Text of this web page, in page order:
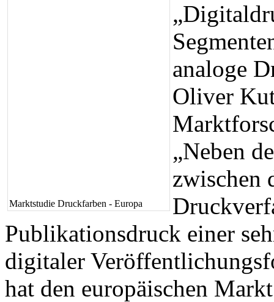
Marktstudie Druckfarben - Europa
analoge
Oliver
„Neben
zwischen
Publikationsdruck einer
digitaler
hat den europäischen